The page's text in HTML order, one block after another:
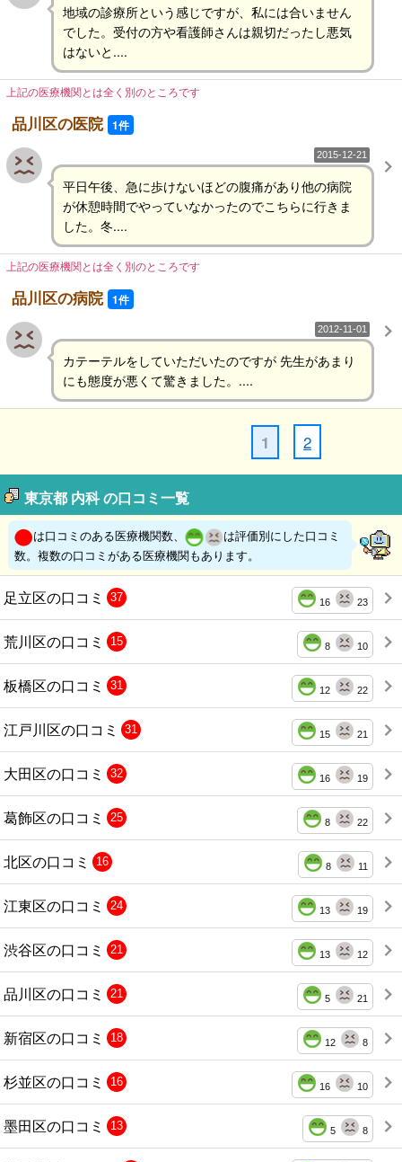
地域の診療所という感じですが、私には合いません
でした。受付の方や看護師さんは親切だったし悪気
はないと....
上記の医療機関とは全く別のところです
品川区の医院 1件
2015-12-21
平日午後、急に歩けないほどの腹痛があり他の病院
が休憩時間でやっていなかったのでこちらに行きま
した。冬....
上記の医療機関とは全く別のところです
品川区の病院 1件
2012-11-01
カテーテルをしていただいたのですが 先生があまり
にも態度が悪くて驚きました。....
1 2
東京都 内科 の口コミ一覧
は口コミのある医療機関数、
は評価別にした口コミ
数。複数の口コミがある医療機関もあります。
足立区の口コミ 16 23
37
荒川区の口コミ 8 10
15
板橋区の口コミ 12 22
31
江戸川区の口コミ 15 21
31
大田区の口コミ 16 19
32
葛飾区の口コミ 8 22
25
北区の口コミ 8 11
16
江東区の口コミ 13 19
24
渋谷区の口コミ 13 12
21
品川区の口コミ 5 21
21
新宿区の口コミ 12 8
18
杉並区の口コミ 16 10
16
墨田区の口コミ 5 8
13